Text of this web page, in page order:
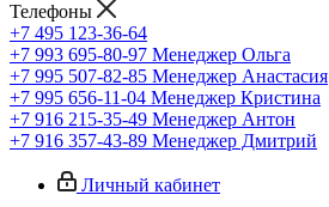
Телефоны
+7 495 123-36-64
+7 993 695-80-97 Менеджер Ольга
+7 995 507-82-85 Менеджер Анастасия
+7 995 656-11-04 Менеджер Кристина
+7 916 215-35-49 Менеджер Антон
+7 916 357-43-89 Менеджер Дмитрий
Личный кабинет